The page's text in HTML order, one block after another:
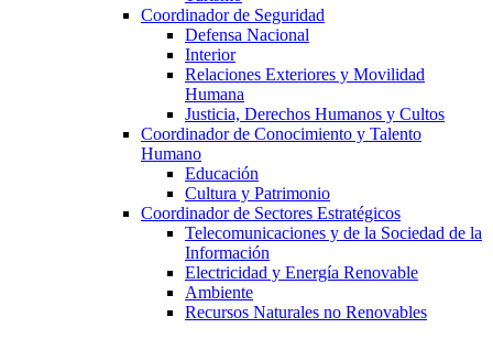
Coordinador de Seguridad
Defensa Nacional
Interior
Relaciones Exteriores y Movilidad
Humana
Justicia, Derechos Humanos y Cultos
Coordinador de Conocimiento y Talento
Humano
Educación
Cultura y Patrimonio
Coordinador de Sectores Estratégicos
Telecomunicaciones y de la Sociedad de la
Información
Electricidad y Energía Renovable
Ambiente
Recursos Naturales no Renovables